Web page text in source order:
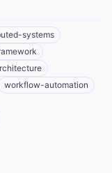
systems
workflow-automation